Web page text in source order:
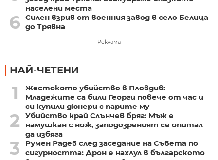
населени места
6 Силен взрив от военния завод в село Белица
до Трявна
Реклама
НАЙ-ЧЕТЕНИ
1
Жестокото убийство в Пловдив:
Младежите са били Георги повече от час и
си купили дюнери с парите му
2
Убийство край Слънчев бряг: Мъж е
намушкан с нож, заподозреният се опитал
да избяга
3
Румен Радев след заседание на Съвета по
сигурността: Дрон е нахлул в българското